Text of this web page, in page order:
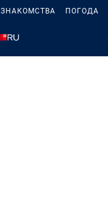
ЗНАКОМСТВА ПОГОДА